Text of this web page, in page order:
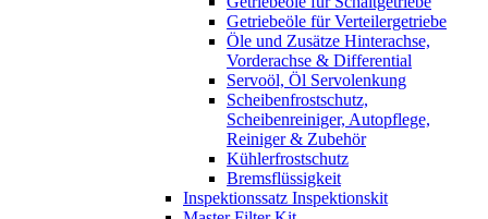
Getriebeöle für Verteilergetriebe
Öle und Zusätze Hinterachse,
Vorderachse & Differential
Servoöl, Öl Servolenkung
Scheibenfrostschutz,
Scheibenreiniger, Autopflege,
Reiniger & Zubehör
Kühlerfrostschutz
Bremsflüssigkeit
Inspektionssatz Inspektionskit